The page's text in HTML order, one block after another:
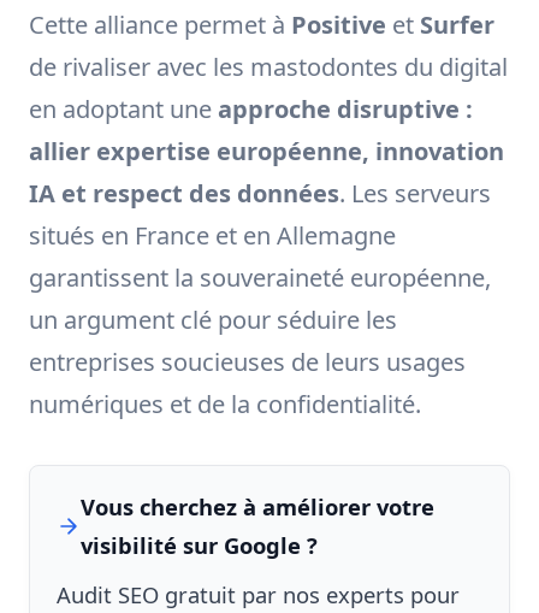
Cette alliance permet à Positive et Surfer
de rivaliser avec les mastodontes du digital
en adoptant une approche disruptive :
allier expertise européenne, innovation
IA et respect des données. Les serveurs
situés en France et en Allemagne
garantissent la souveraineté européenne,
un argument clé pour séduire les
entreprises soucieuses de leurs usages
numériques et de la confidentialité.
Vous cherchez à améliorer votre
visibilité sur Google ?
Audit SEO gratuit par nos experts pour